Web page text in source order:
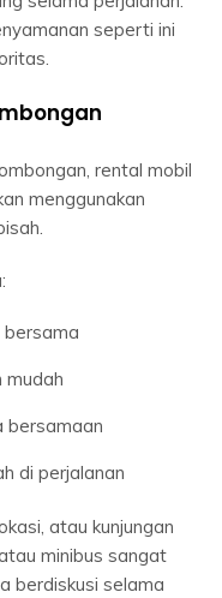
seperti ini
rental mobil
menggunakan
mudah
bersamaan
di perjalanan
atau kunjungan
minibus sangat
berdiskusi selama